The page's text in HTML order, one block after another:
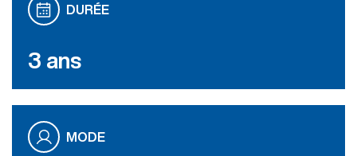
DURÉE
3 ans
MODE